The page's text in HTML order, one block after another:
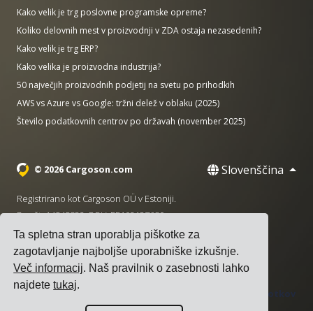
Ta spletna stran uporablja piškotke za
zagotavljanje najboljše uporabniške izkušnje.
Več informacij. Naš pravilnik o zasebnosti lahko
najdetetukaj.
Kako velik je trg poslovne programske opreme?
Koliko delovnih mest v proizvodnji v ZDA ostaja nezasedenih?
Kako velik je trg ERP?
Kako velika je proizvodna industrija?
50 največjih proizvodnih podjetij na svetu po prihodkih
AWS vs Azure vs Google: tržni delež v oblaku (2025)
Število podatkovnih centrov po državah (november 2025)
© 2026 Cargoson.com Slovenščina
Registrirano kot Cargoson OÜ v Estoniji.
Reg št: 14545832. DDV: EE102137680.
Sedež: Pärnu mnt. 141, 11314 Talin, Estonija
+372 5555 0028
· hello@cargoson.com
Pogoji uporabe Politika piškotkov